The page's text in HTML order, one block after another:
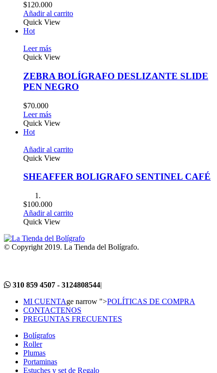
$120.000
Añadir al carrito
Quick View
Hot
Leer más
Quick View
ZEBRA BOLÍGRAFO DESLIZANTE SLIDE
PEN NEGRO
$70.000
Leer más
Quick View
Hot
Añadir al carrito
Quick View
SHEAFFER BOLIGRAFO SENTINEL CAFÉ
$100.000
Añadir al carrito
Quick View
© Copyright 2019. La Tienda del Bolígrafo.
310 859 4507 - 3124808544|
MI CUENTAge narrow ">POLÍTICAS DE COMPRA
CONTACTENOS
PREGUNTAS FRECUENTES
Bolígrafos
Roller
Plumas
Portaminas
Estuches y set de Regalo